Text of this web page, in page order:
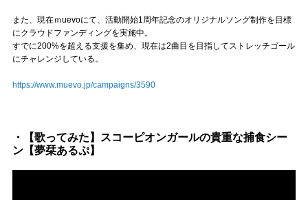
また、現在ｍuevoにて、活動開始1周年記念のオリジナルソング制作を目標
にクラウドファンディングを実施中。
すでに200%を超える支援を集め、現在は2曲目を目指してストレッチゴール
にチャレンジしている。
https://www.muevo.jp/campaigns/3590
・【歌ってみた】スコーピオンガールの貴重な捕食シー
ン【夢栞あるぷ】